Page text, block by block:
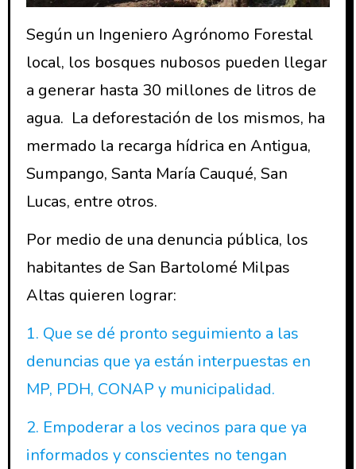
Según un Ingeniero Agrónomo Forestal
local, los bosques nubosos pueden llegar
a generar hasta 30 millones de litros de
agua. La deforestación de los mismos, ha
mermado la recarga hídrica en Antigua,
Sumpango, Santa María Cauqué, San
Lucas, entre otros.
Por medio de una denuncia pública, los
habitantes de San Bartolomé Milpas
Altas quieren lograr:
1. Que se dé pronto seguimiento a las
denuncias que ya están interpuestas en
MP, PDH, CONAP y municipalidad.
2. Empoderar a los vecinos para que ya
informados y conscientes no tengan